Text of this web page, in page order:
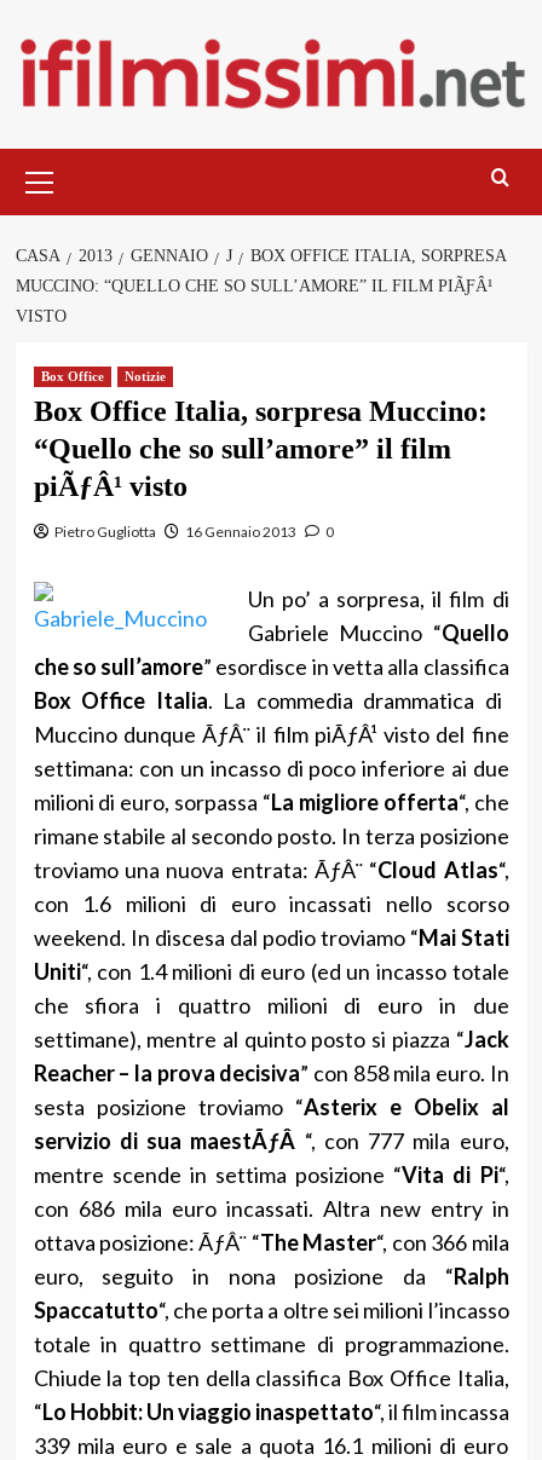
contenuto
principale
CASA 2013 GENNAIO J
BOX OFFICE ITALIA, SORPRESA
MUCCINO: “QUELLO CHE SO SULL’AMORE” IL FILM PIÃƑÂ¹
VISTO
Box Office Notizie
Box Office Italia, sorpresa Muccino:
“Quello che so sull’amore” il film
piÃƒÂ¹ visto
Pietro Gugliotta 16 Gennaio 2013 0
Un po’ a sorpresa, il film di
Gabriele Muccino “Quello
che so sull’amore” esordisce in vetta alla classifica
Box Office Italia. La commedia drammatica di
Muccino dunque ÃƒÂ¨ il film piÃƒÂ¹ visto del fine
settimana: con un incasso di poco inferiore ai due
milioni di euro, sorpassa “La migliore offerta“, che
rimane stabile al secondo posto. In terza posizione
troviamo una nuova entrata: ÃƒÂ¨ “Cloud Atlas“,
con 1.6 milioni di euro incassati nello scorso
weekend. In discesa dal podio troviamo “Mai Stati
Uniti“, con 1.4 milioni di euro (ed un incasso totale
che sfiora i quattro milioni di euro in due
settimane), mentre al quinto posto si piazza “Jack
Reacher – la prova decisiva” con 858 mila euro. In
sesta posizione troviamo “Asterix e Obelix al
servizio di sua maestÃƒÂ “, con 777 mila euro,
mentre scende in settima posizione “Vita di Pi“,
con 686 mila euro incassati. Altra new entry in
ottava posizione: ÃƒÂ¨ “The Master“, con 366 mila
euro, seguito in nona posizione da “Ralph
Spaccatutto“, che porta a oltre sei milioni l’incasso
totale in quattro settimane di programmazione.
Chiude la top ten della classifica Box Office Italia,
“Lo Hobbit: Un viaggio inaspettato“, il film incassa
339 mila euro e sale a quota 16.1 milioni di euro